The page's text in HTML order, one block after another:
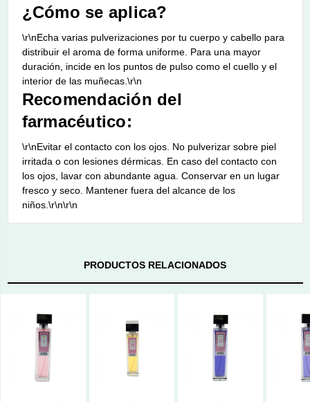
¿Cómo se aplica?
\r\nEcha varias pulverizaciones por tu cuerpo y cabello para
distribuir el aroma de forma uniforme. Para una mayor
duración, incide en los puntos de pulso como el cuello y el
interior de las muñecas.\r\n
Recomendación del
farmacéutico:
\r\nEvitar el contacto con los ojos. No pulverizar sobre piel
irritada o con lesiones dérmicas. En caso del contacto con
los ojos, lavar con abundante agua. Conservar en un lugar
fresco y seco. Mantener fuera del alcance de los
niños.\r\n\r\n
PRODUCTOS RELACIONADOS